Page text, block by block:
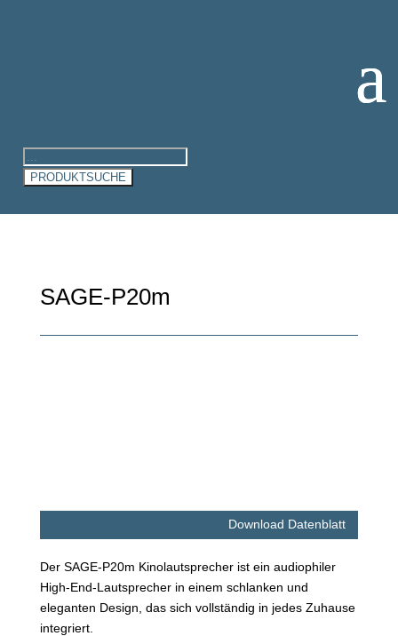
search
PRODUKTSUCHE
SAGE-P20m
Download Datenblatt
Der SAGE-P20m Kinolautsprecher ist ein audiophiler
High-End-Lautsprecher in einem schlanken und
eleganten Design, das sich vollständig in jedes Zuhause
integriert.